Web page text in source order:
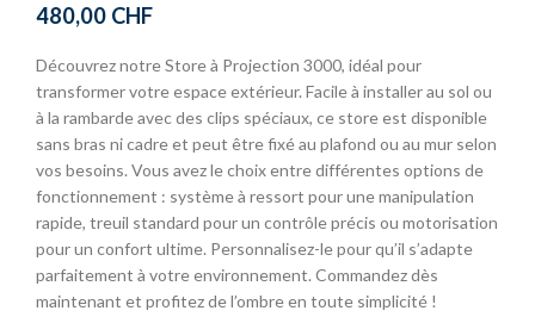
480,00 CHF
Découvrez notre Store à Projection 3000, idéal pour
transformer votre espace extérieur. Facile à installer au sol ou
à la rambarde avec des clips spéciaux, ce store est disponible
sans bras ni cadre et peut être fixé au plafond ou au mur selon
vos besoins. Vous avez le choix entre différentes options de
fonctionnement : système à ressort pour une manipulation
rapide, treuil standard pour un contrôle précis ou motorisation
pour un confort ultime. Personnalisez-le pour qu’il s’adapte
parfaitement à votre environnement. Commandez dès
maintenant et profitez de l’ombre en toute simplicité !